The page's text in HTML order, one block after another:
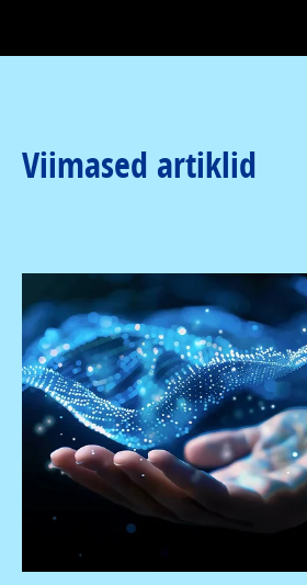
Viimased artiklid